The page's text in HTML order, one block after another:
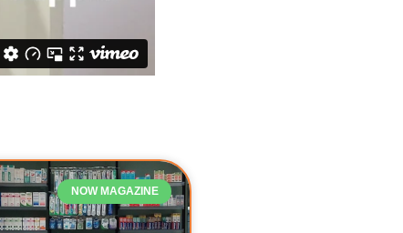
NOW MAGAZINE